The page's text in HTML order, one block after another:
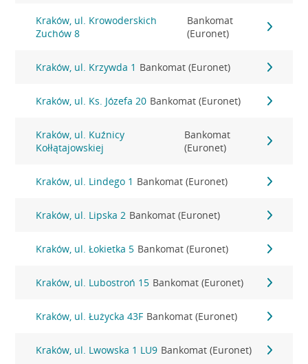
Kraków, ul. Krowoderskich
Zuchów 8
Bankomat
(Euronet)
Kraków, ul. Krzywda 1 Bankomat (Euronet)
Kraków, ul. Ks. Józefa 20 Bankomat (Euronet)
Kraków, ul. Kuźnicy
Kołłątajowskiej
Bankomat
(Euronet)
Kraków, ul. Lindego 1 Bankomat (Euronet)
Kraków, ul. Lipska 2 Bankomat (Euronet)
Kraków, ul. Łokietka 5 Bankomat (Euronet)
Kraków, ul. Lubostroń 15 Bankomat (Euronet)
Kraków, ul. Łużycka 43F Bankomat (Euronet)
Kraków, ul. Lwowska 1 LU9 Bankomat (Euronet)